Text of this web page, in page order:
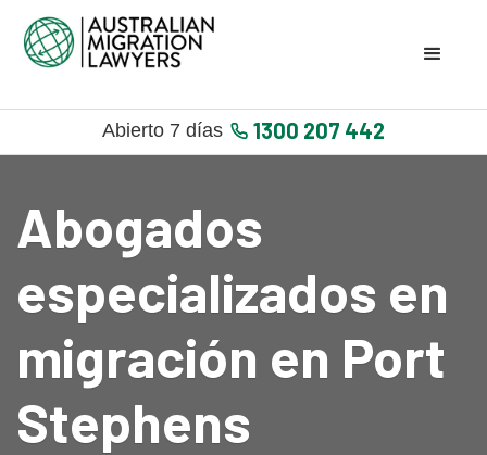
Abierto 7 días 1300 207 442
Abogados
especializados en
migración en Port
Stephens